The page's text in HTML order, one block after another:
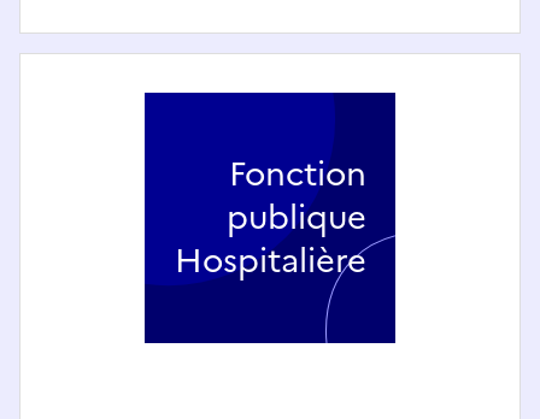
Fonction
publique
Hospitalière